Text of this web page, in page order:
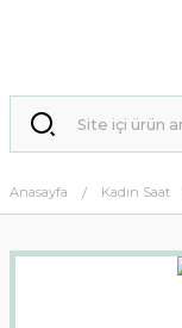
Anasayfa Kadın Saat